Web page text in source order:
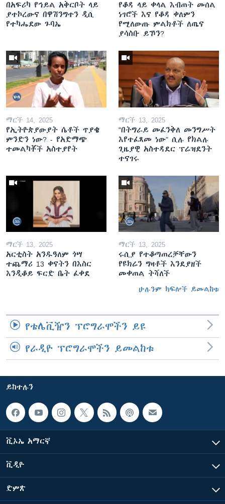
በአፍሪካ የኅይል አቅርቦት ላይ
ያተኮረውና በዋሽንግተን ዲሲ
የተካሔደው ጉባኤ
የቆዳ ላይ ቀላል እብጠት መሰል
ነገሮች እና የቆዳ ቀለምን
የሚለውጡ ምልክቶች ለጤና
ያሳስቡ ይኾን?
ማርች 14, 2025
የኢትዮጵያውያት ሴቶች ጥያቄ
ምንድን ነው? - የአድማጭ
ተመልካቾች አስተያየት
ማርች 13, 2025
"በትግራይ መፈንቅለ መንግሥት
እየተፈጸመ ነው" ሲሉ የክልሉ
ጊዜያዊ አስተዳደር ፕሬዝደንት
ተናገሩ
ማርች 13, 2025
አርቲስት አንዱዓለም ጎሣ
ተጨማሪ 13 ቀናትን በእስር
እንዲቆይ ፍርድ ቤት ፈቀደ
ማርች 13, 2025
ሩሲያ የተቆጣጠረቻቸውን
የዩክሬን ግዛቶች እንደያዘች
መቀጠል ትሻለች
ሁሉንም ክፍሎች ይመልከቱ
የቴሌቪዥን ፕሮግራሞችን ይዩ
የራዲዮ ፕሮግራሞችን ይመልከቱ
ይከተሉን
ቪኦኤ አማርኛ
ቪዲዮ
ድምጽ